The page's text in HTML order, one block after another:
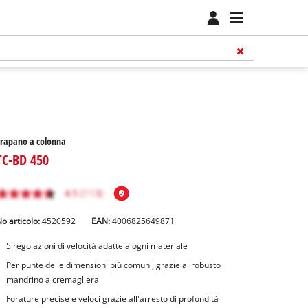
a colonna
BD 450
articolo: 4520592 EAN:4006825649871
5 regolazioni di velocità adatte a ogni materiale
Per punte delle dimensioni più comuni, grazie al robusto
mandrino a cremagliera
Forature precise e veloci grazie all'arresto di profondità